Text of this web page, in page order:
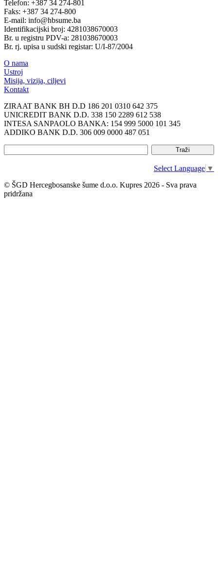
Telefon: +387 34 274-801
Faks: +387 34 274-800
E-mail: info@hbsume.ba
Identifikacijski broj: 4281038670003
Br. u registru PDV-a: 281038670003
Br. rj. upisa u sudski registar: U/I-87/2004
O nama
Ustroj
Misija, vizija, ciljevi
Kontakt
ZIRAAT BANK BH D.D 186 201 0310 642 375
UNICREDIT BANK D.D. 338 150 2289 612 538
INTESA SANPAOLO BANKA: 154 999 5000 101 345
ADDIKO BANK D.D. 306 009 0000 487 051
Select Language ▼
© ŠGD Hercegbosanske šume d.o.o. Kupres 2026 - Sva prava
pridržana